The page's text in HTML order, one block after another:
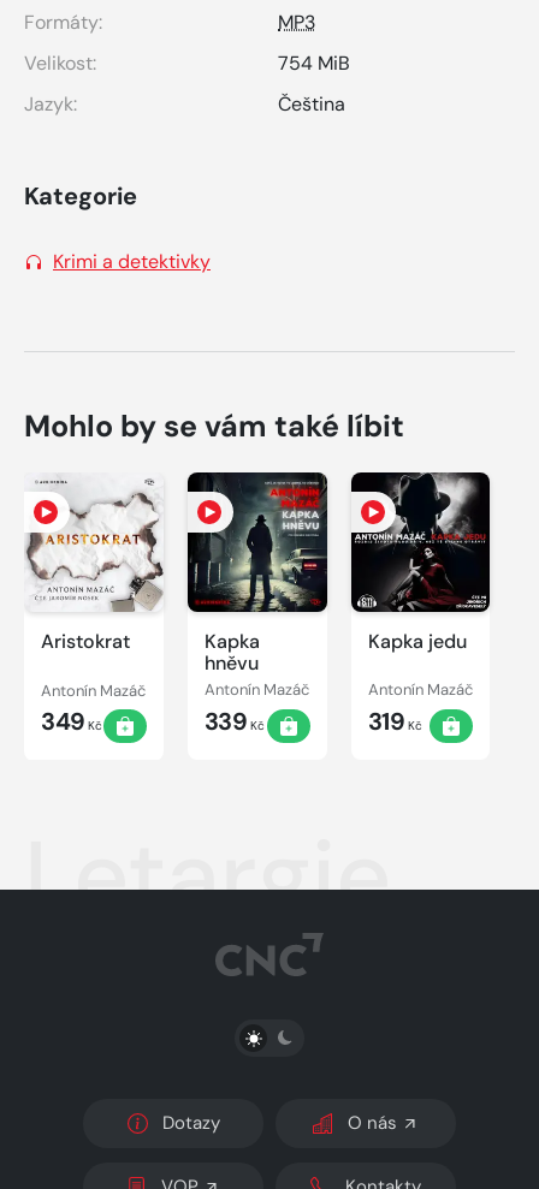
Formáty:
MP3
Velikost:
754 MiB
Jazyk:
Čeština
Kategorie
Krimi a detektivky
Mohlo by se vám také líbit
Aristokrat
Antonín Mazáč
349 Kč
Kapka
hněvu
Antonín Mazáč
339 Kč
Kapka jedu
Antonín Mazáč
319 Kč
Letargie
PŘEPNOUT SVĚTLÝ/TMAVÝ REŽIM
Dotazy O nás